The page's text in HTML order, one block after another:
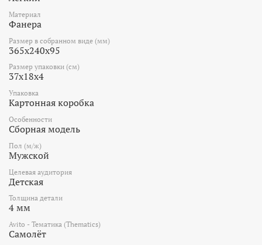
Материал
Фанера
Размер в собранном виде (мм)
365х240х95
Размер упаковки (см)
37x18x4
Упаковка
Картонная коробка
Особенности
Сборная модель
Пол (м/ж)
Мужской
Целевая аудитория
Детская
Толщина детали
4 мм
Avito - Тематика (Thematics)
Самолёт